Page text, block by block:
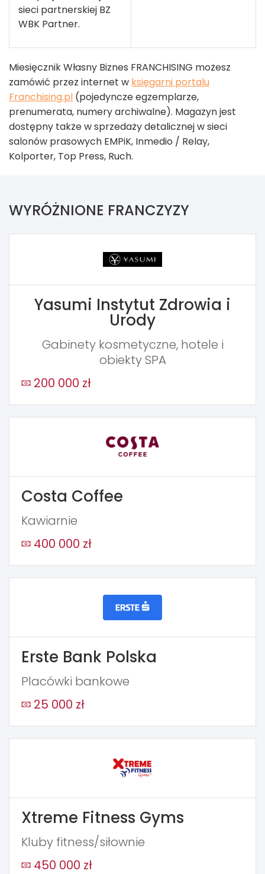
sieci partnerskiej BZ
WBK Partner.
Miesięcznik Własny Biznes FRANCHISING możesz
zamówić przez internet w księgarni portalu
Franchising.pl (pojedyncze egzemplarze,
prenumerata, numery archiwalne). Magazyn jest
dostępny także w sprzedaży detalicznej w sieci
salonów prasowych EMPiK, Inmedio / Relay,
Kolporter, Top Press, Ruch.
WYRÓŻNIONE FRANCZYZY
Yasumi Instytut Zdrowia i
Urody
Gabinety kosmetyczne, hotele i
obiekty SPA
200 000 zł
Costa Coffee
Kawiarnie
400 000 zł
Erste Bank Polska
Placówki bankowe
25 000 zł
Xtreme Fitness Gyms
Kluby fitness/siłownie
450 000 zł